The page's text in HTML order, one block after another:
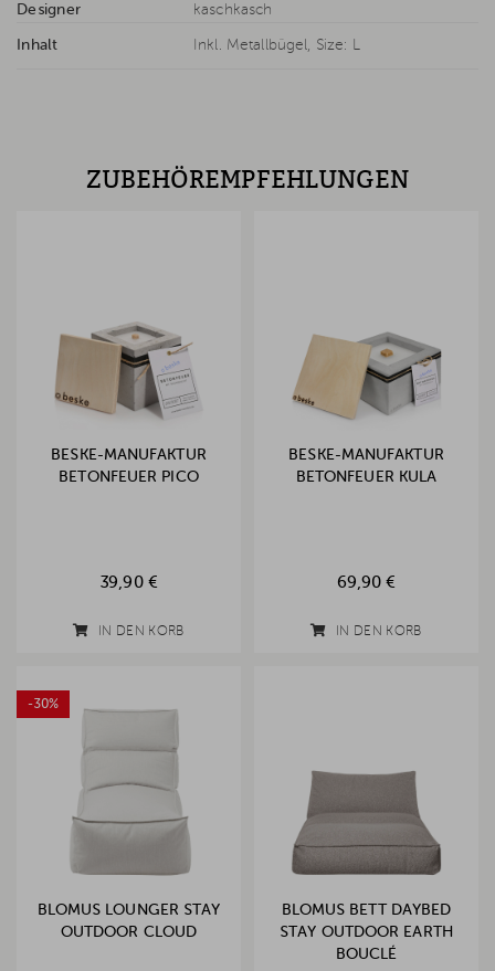
Designer kaschkasch
Inhalt Inkl. Metallbügel, Size: L
ZUBEHÖREMPFEHLUNGEN
BESKE-MANUFAKTUR
BETONFEUER PICO
39,90 €
IN DEN KORB
BESKE-MANUFAKTUR
BETONFEUER KULA
69,90 €
IN DEN KORB
-30%
BLOMUS LOUNGER STAY
OUTDOOR CLOUD
BLOMUS BETT DAYBED
STAY OUTDOOR EARTH
BOUCLÉ